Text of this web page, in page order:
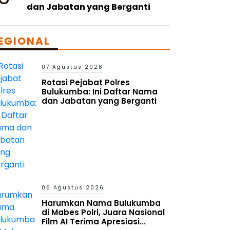
dan Jabatan yang Berganti
07 Agustus 2026
Rotasi Pejabat Polres
Bulukumba: Ini Daftar Nama
dan Jabatan yang Berganti
06 Agustus 2026
Harumkan Nama Bulukumba
di Mabes Polri, Juara Nasional
Film AI Terima Apresiasi